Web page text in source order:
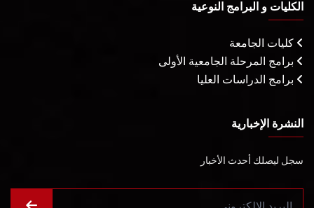
الكليات و البرامج النوعية
كليات الجامعة
برامج المرحلة الجامعية الأولى
برامج الدراسات العليا
النشرة الإخبارية
سجل ليصلك أحدث الأخبار